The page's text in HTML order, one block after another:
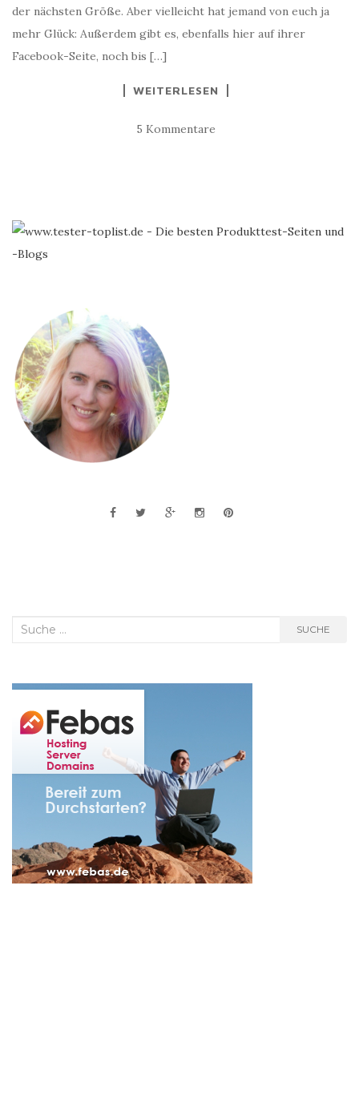
der nächsten Größe. Aber vielleicht hat jemand von euch ja
mehr Glück: Außerdem gibt es, ebenfalls hier auf ihrer
Facebook-Seite, noch bis […]
WEITERLESEN
5 Kommentare
Suche
SUCHE